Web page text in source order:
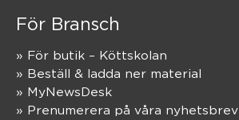
För Bransch
» För butik – Köttskolan
» Beställ & ladda ner material
» MyNewsDesk
» Prenumerera på våra nyhetsbrev